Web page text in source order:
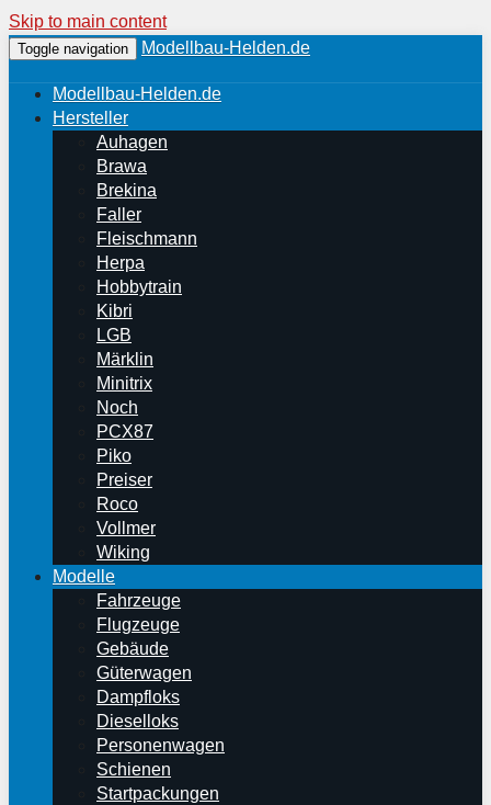
Skip to main content
Toggle navigation Modellbau-Helden.de
Modellbau-Helden.de
Hersteller
Auhagen
Brawa
Brekina
Faller
Fleischmann
Herpa
Hobbytrain
Kibri
LGB
Märklin
Minitrix
Noch
PCX87
Piko
Preiser
Roco
Vollmer
Wiking
Modelle
Fahrzeuge
Flugzeuge
Gebäude
Güterwagen
Dampfloks
Dieselloks
Personenwagen
Schienen
Startpackungen